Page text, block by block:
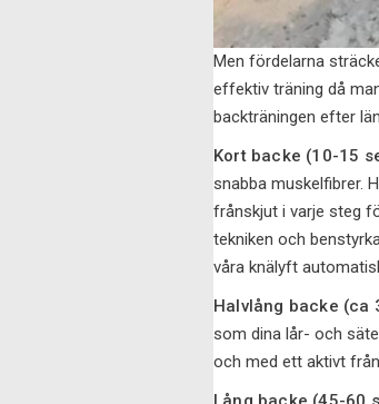
Men fördelarna
effektiv träning då
backträningen efter
Kort backe (10-15
snabba muskelfibrer.
frånskjut i varje steg
tekniken och
våra knälyft
Halvlång backe (ca
som dina lår- och
och med ett aktivt